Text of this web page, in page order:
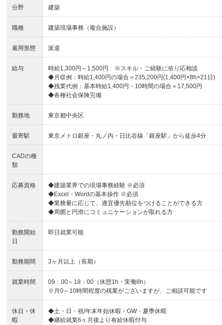
分野 建築
職種 建築現場事務（複合施設）
雇用形態 派遣
給与
時給1,300円～1,500円 ※スキル・ご経験に依り応相談
◆月収例：時給1,400円の場合＝235,200円(1,400円×8h×21日)
◆残業代例：基本時給1,400円・10時間の場合＝17,500円
◆各種社会保険完備
勤務地 東京都中央区
最寄駅 東京メトロ銀座・丸ノ内・日比谷線「銀座駅」から徒歩4分
CADの種
類
応募資格
◆建築業界での現場事務経験 ※必須
◆Excel・Wordの基本操作 ※必須
◆業務量に応じて、適宜優先順位をつけることができる方
◆周囲と円滑にコミュニケーションが取れる方
勤務開始
日
即日就業可能
勤務期間 3ヶ月以上（長期）
就業時間
09：00～18：00（休憩1h・実働8h）
※月0～10時間程度の残業がございますが、ご相談可能です
休日・休
暇
◆土・日・祝/年末年始休暇・GW・夏季休暇
◆継続就業6ヶ月後より有給休暇付与